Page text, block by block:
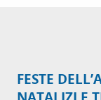
FESTE